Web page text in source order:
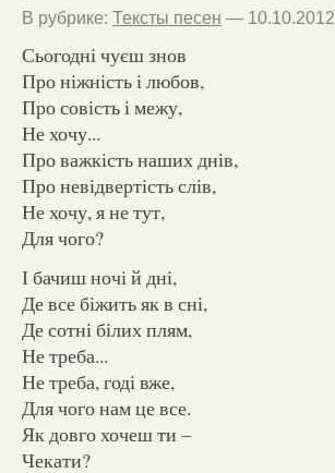
В рубрике: Тексты песен — 10.10.2012
Сьогодні чуєш знов
Про ніжність і любов,
Про совість і межу,
Не хочу...
Про важкість наших днів,
Про невідвертість слів,
Не хочу, я не тут,
Для чого?
І бачиш ночі й дні,
Де все біжить як в сні,
Де сотні білих плям,
Не треба...
Не треба, годі вже,
Для чого нам це все.
Як довго хочеш ти –
Чекати?